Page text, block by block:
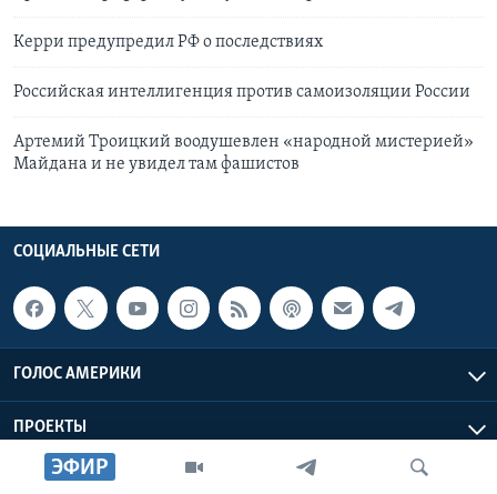
ЭФИР
Керри предупредил РФ о последствиях
Российская интеллигенция против самоизоляции России
Артемий Троицкий воодушевлен «народной мистерией»
Майдана и не увидел там фашистов
СОЦИАЛЬНЫЕ СЕТИ
ГОЛОС АМЕРИКИ
ПРОЕКТЫ